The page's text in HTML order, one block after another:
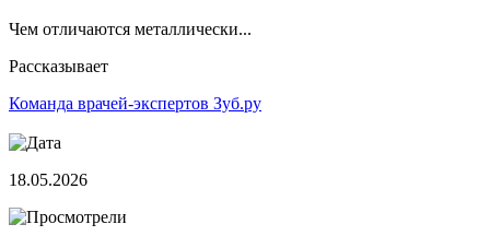
Чем отличаются металлически...
Рассказывает
Команда врачей-экспертов Зуб.ру
18.05.2026